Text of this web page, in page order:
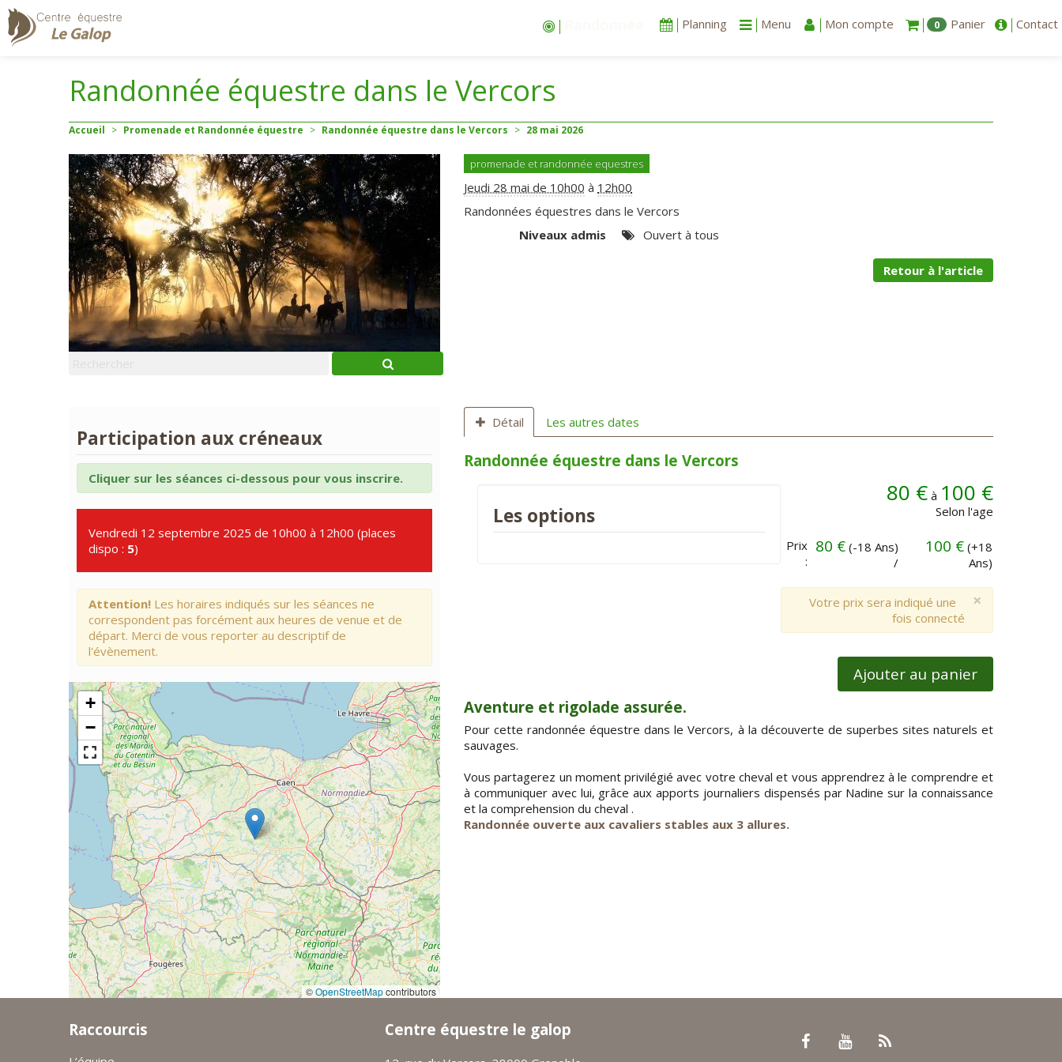
Stages vacances Planning Menu Mon compte 0 Panier Contact
Randonnée équestre dans le Vercors
Accueil > Promenade et Randonnée équestre > Randonnée équestre dans le Vercors > 28 mai 2026
promenade et randonnée equestres
Jeudi 28 mai de 10h00 à 12h00
Randonnées équestres dans le Vercors
Niveaux admis
Ouvert à tous
Retour à l'article
Détail Les autres dates
Randonnée équestre dans le Vercors
Les options
80 € à 100 €
Selon l'age
Prix
:
80 € (-18 Ans)
/
100 € (+18
Ans)
×
Votre prix sera indiqué une
fois connecté
Ajouter au panier
Aventure et rigolade assurée.
Pour cette randonnée équestre dans le Vercors, à la découverte de superbes sites naturels et
sauvages.
Vous partagerez un moment privilégié avec votre cheval et vous apprendrez à le comprendre et
à communiquer avec lui, grâce aux apports journaliers dispensés par Nadine sur la connaissance
et la comprehension du cheval .
Randonnée ouverte aux cavaliers stables aux 3 allures.
Participation aux créneaux
Cliquer sur les séances ci-dessous pour vous inscrire.
Vendredi 12 septembre 2025 de 10h00 à 12h00 (places
dispo : 5)
Attention! Les horaires indiqués sur les séances ne
correspondent pas forcément aux heures de venue et de
départ. Merci de vous reporter au descriptif de
l'évènement.
+
−
©OpenStreetMapcontributors
Raccourcis Centre équestre le galop